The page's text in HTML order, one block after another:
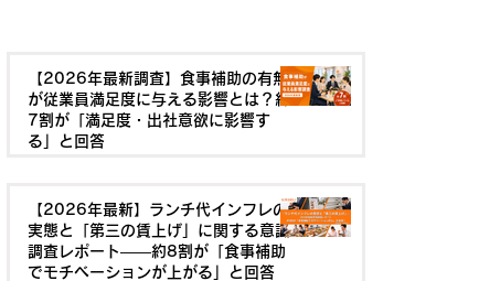
【2026年最新調査】食事補助の有無
が従業員満足度に与える影響とは？約
7割が「満足度・出社意欲に影響す
る」と回答
【2026年最新】ランチ代インフレの
実態と「第三の賃上げ」に関する意識
調査レポート——約8割が「食事補助
でモチベーションが上がる」と回答